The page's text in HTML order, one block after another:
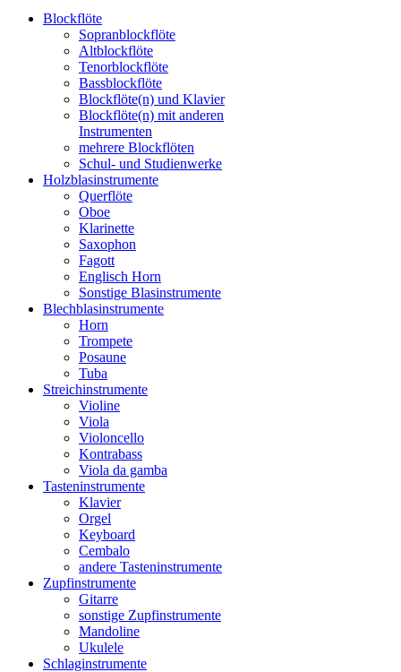
Blockflöte
Sopranblockflöte
Altblockflöte
Tenorblockflöte
Bassblockflöte
Blockflöte(n) und Klavier
Blockflöte(n) mit anderen
Instrumenten
mehrere Blockflöten
Schul- und Studienwerke
Holzblasinstrumente
Querflöte
Oboe
Klarinette
Saxophon
Fagott
Englisch Horn
Sonstige Blasinstrumente
Blechblasinstrumente
Horn
Trompete
Posaune
Tuba
Streichinstrumente
Violine
Viola
Violoncello
Kontrabass
Viola da gamba
Tasteninstrumente
Klavier
Orgel
Keyboard
Cembalo
andere Tasteninstrumente
Zupfinstrumente
Gitarre
sonstige Zupfinstrumente
Mandoline
Ukulele
Schlaginstrumente